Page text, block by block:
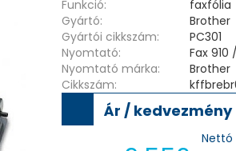
Funkció:
faxfólia
Gyártó:
Brother
Gyártói cikkszám:
PC301
Nyomtató:
Fax
Nyomtató márka:
Brother
Cikkszám:
Ár / kedvezmény
Nettó